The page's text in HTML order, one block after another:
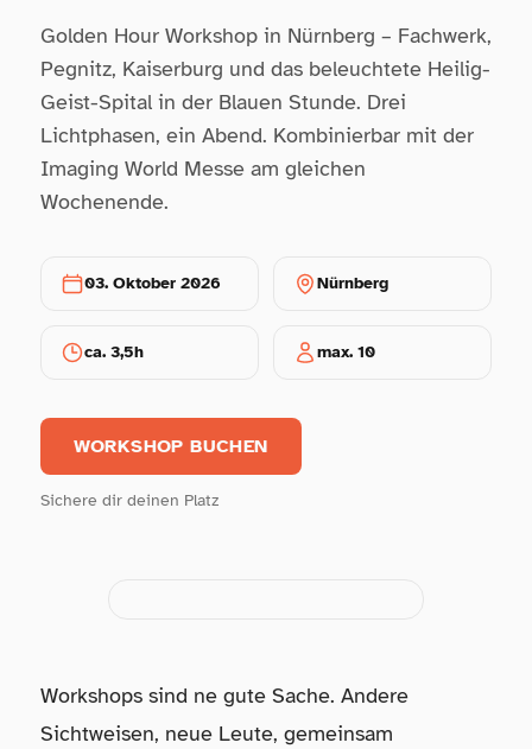
Golden Hour Workshop in Nürnberg – Fachwerk,
Pegnitz, Kaiserburg und das beleuchtete Heilig-
Geist-Spital in der Blauen Stunde. Drei
Lichtphasen, ein Abend. Kombinierbar mit der
Imaging World Messe am gleichen
Wochenende.
03. Oktober 2026 Nürnberg
ca. 3,5h max. 10
WORKSHOP BUCHEN
Sichere dir deinen Platz
Workshops sind ne gute Sache. Andere
Sichtweisen, neue Leute, gemeinsam